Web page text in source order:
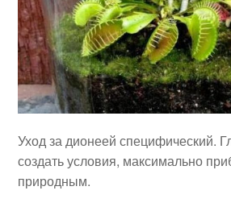
Уход за дионеей специфический.
создать условия, максимально
природным.